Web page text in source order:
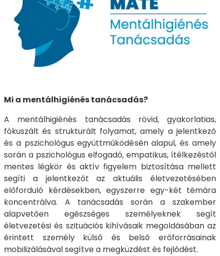
Mi a mentálhigiénés tanácsadás?
A mentálhigiénés tanácsadás rövid, gyakorlatias,
fókuszált és strukturált folyamat, amely a jelentkező
és a pszichológus együttműködésén alapul, és amely
során a pszichológus elfogadó, empatikus, ítélkezéstől
mentes légkör és aktív figyelem biztosítása mellett
segíti a jelentkezőt az aktuális életvezetésében
előforduló kérdésekben, egyszerre egy-két témára
koncentrálva. A tanácsadás során a szakember
alapvetően egészséges személyeknek segít
életvezetési és szituációs kihívásaik megoldásában az
érintett személy külső és belső erőforrásainak
mobilizálásával segítve a megküzdést és fejlődést.